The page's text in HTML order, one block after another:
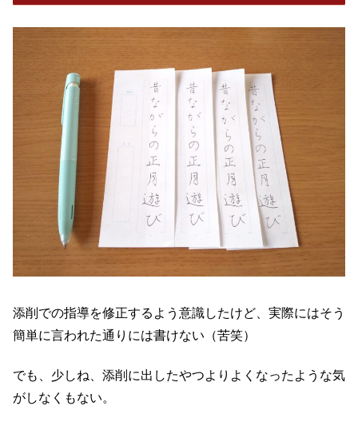
添削での指導を修正するよう意識したけど、実際にはそう
簡単に言われた通りには書けない（苦笑）
でも、少しね、添削に出したやつよりよくなったような気
がしなくもない。